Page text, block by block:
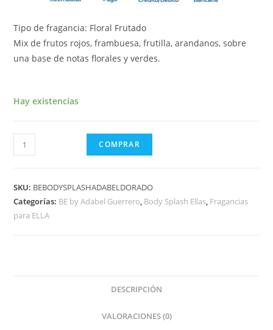
Tipo de fragancia: Floral Frutado
Mix de frutos rojos, frambuesa, frutilla, arandanos, sobre
una base de notas florales y verdes.
Hay existencias
COMPRAR
SKU: BEBODYSPLASHADABELDORADO
Categorías: BE by Adabel Guerrero, Body Splash Ellas, Fragancias
para ELLA
DESCRIPCIÓN
VALORACIONES (0)